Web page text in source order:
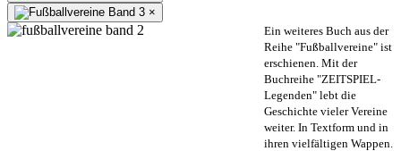
×
Ein weiteres Buch aus der
Reihe "Fußballvereine" ist
erschienen. Mit der
Buchreihe "ZEITSPIEL-
Legenden" lebt die
Geschichte vieler Vereine
weiter. In Textform und in
ihren vielfältigen Wappen.